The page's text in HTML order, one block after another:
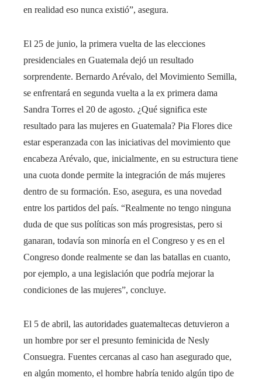
en realidad eso nunca existió”, asegura.
El 25 de junio, la primera vuelta de las elecciones
presidenciales en Guatemala dejó un resultado
sorprendente. Bernardo Arévalo, del Movimiento Semilla,
se enfrentará en segunda vuelta a la ex primera dama
Sandra Torres el 20 de agosto. ¿Qué significa este
resultado para las mujeres en Guatemala? Pia Flores dice
estar esperanzada con las iniciativas del movimiento que
encabeza Arévalo, que, inicialmente, en su estructura tiene
una cuota donde permite la integración de más mujeres
dentro de su formación. Eso, asegura, es una novedad
entre los partidos del país. “Realmente no tengo ninguna
duda de que sus políticas son más progresistas, pero si
ganaran, todavía son minoría en el Congreso y es en el
Congreso donde realmente se dan las batallas en cuanto,
por ejemplo, a una legislación que podría mejorar la
condiciones de las mujeres”, concluye.
El 5 de abril, las autoridades guatemaltecas detuvieron a
un hombre por ser el presunto feminicida de Nesly
Consuegra. Fuentes cercanas al caso han asegurado que,
en algún momento, el hombre habría tenido algún tipo de